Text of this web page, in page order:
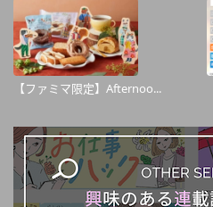
【ファミマ限定】Afternoo...